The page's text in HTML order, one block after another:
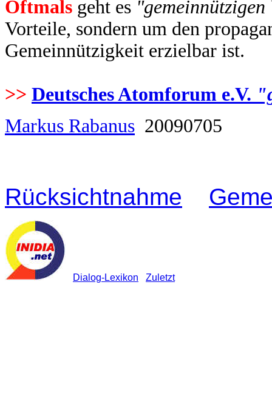
Oftmals geht es "gemeinnützigen
Vorteile, sondern um den
Gemeinnützigkeit erzielbar ist.
>> Deutsches Atomforum e.V.
Markus Rabanus 20090705
Rücksichtnahme
Dialog-Lexikon Zuletzt